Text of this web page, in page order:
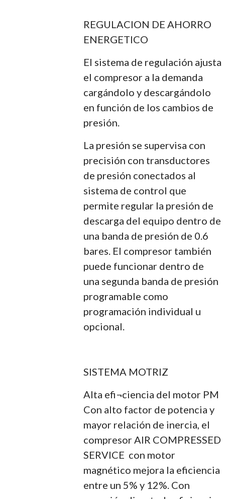
REGULACION DE AHORRO
ENERGETICO
El sistema de regulación ajusta
el compresor a la demanda
cargándolo y descargándolo
en función de los cambios de
presión.
La presión se supervisa con
precisión con transductores
de presión conectados al
sistema de control que
permite regular la presión de
descarga del equipo dentro de
una banda de presión de 0.6
bares. El compresor también
puede funcionar dentro de
una segunda banda de presión
programable como
programación individual u
opcional.
SISTEMA MOTRIZ
Alta efi¬ciencia del motor PM
Con alto factor de potencia y
mayor relación de inercia, el
compresor AIR COMPRESSED
SERVICE con motor
magnético mejora la eficiencia
entre un 5% y 12%. Con